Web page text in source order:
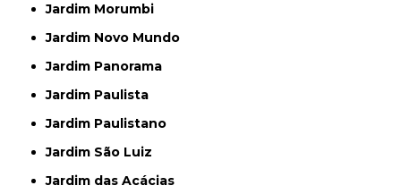
Jardim Morumbi
Jardim Novo Mundo
Jardim Panorama
Jardim Paulista
Jardim Paulistano
Jardim São Luiz
Jardim das Acácias